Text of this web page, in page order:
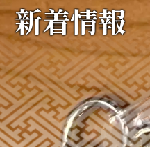
新着情報